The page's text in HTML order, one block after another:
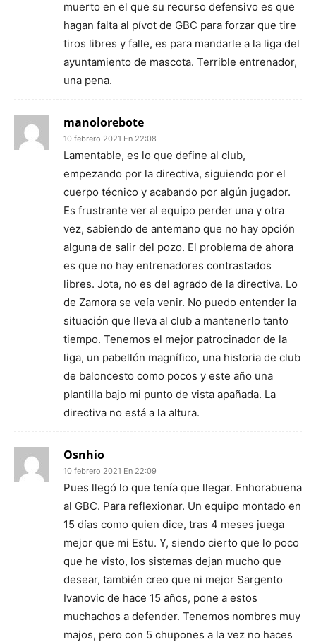
muerto en el que su recurso defensivo es que
hagan falta al pívot de GBC para forzar que tire
tiros libres y falle, es para mandarle a la liga del
ayuntamiento de mascota. Terrible entrenador,
una pena.
manolorebote
10 febrero 2021 En 22:08
Lamentable, es lo que define al club,
empezando por la directiva, siguiendo por el
cuerpo técnico y acabando por algún jugador.
Es frustrante ver al equipo perder una y otra
vez, sabiendo de antemano que no hay opción
alguna de salir del pozo. El problema de ahora
es que no hay entrenadores contrastados
libres. Jota, no es del agrado de la directiva. Lo
de Zamora se veía venir. No puedo entender la
situación que lleva al club a mantenerlo tanto
tiempo. Tenemos el mejor patrocinador de la
liga, un pabellón magnífico, una historia de club
de baloncesto como pocos y este año una
plantilla bajo mi punto de vista apañada. La
directiva no está a la altura.
Osnhio
10 febrero 2021 En 22:09
Pues llegó lo que tenía que llegar. Enhorabuena
al GBC. Para reflexionar. Un equipo montado en
15 días como quien dice, tras 4 meses juega
mejor que mi Estu. Y, siendo cierto que lo poco
que he visto, los sistemas dejan mucho que
desear, también creo que ni mejor Sargento
Ivanovic de hace 15 años, pone a estos
muchachos a defender. Tenemos nombres muy
majos, pero con 5 chupones a la vez no haces